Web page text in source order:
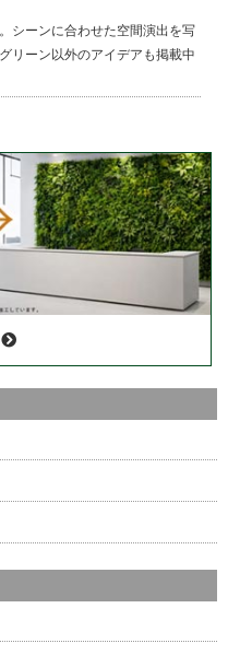
シーンに合わせた空間演出を写
リーン以外のアイデアも掲載中